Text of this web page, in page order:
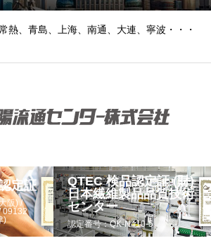
熱、青島、上海、南通、大連、寧波・・・
定証
阪) /
09132
)
QTEC 検品認定証 (財)
日本繊維製品品質技術
センター
認定番号：QK-N410-5